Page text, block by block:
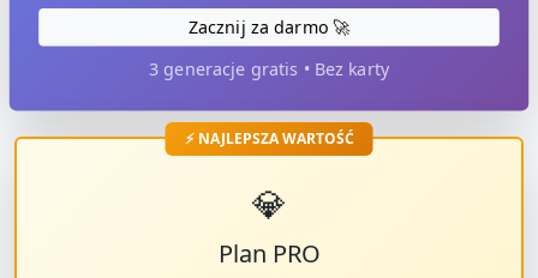
Zacznij za darmo 🚀
3 generacje gratis • Bez karty
⚡ NAJLEPSZA WARTOŚĆ
💎
Plan PRO